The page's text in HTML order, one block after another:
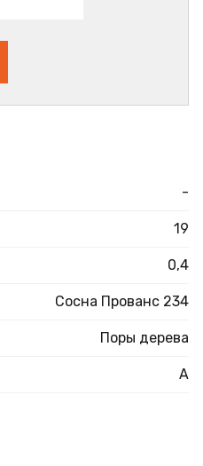
-
19
0,4
Сосна Прованс 234
Поры дерева
А